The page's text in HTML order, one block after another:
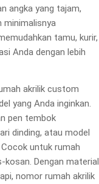
angka yang tajam,
minimalisnya
tamu, kurir,
Anda dengan lebih
akrilik custom
yang Anda inginkan.
pen tembok
dinding, atau model
untuk rumah
kosan. Dengan material
nomor rumah akrilik